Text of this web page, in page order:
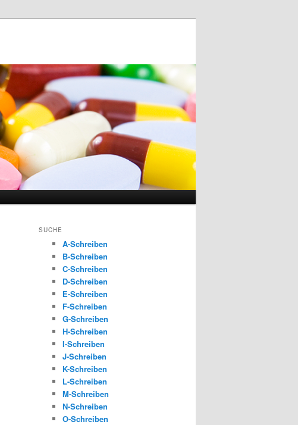
SUCHE
A-Schreiben
B-Schreiben
C-Schreiben
D-Schreiben
E-Schreiben
F-Schreiben
G-Schreiben
H-Schreiben
I-Schreiben
J-Schreiben
K-Schreiben
L-Schreiben
M-Schreiben
N-Schreiben
O-Schreiben